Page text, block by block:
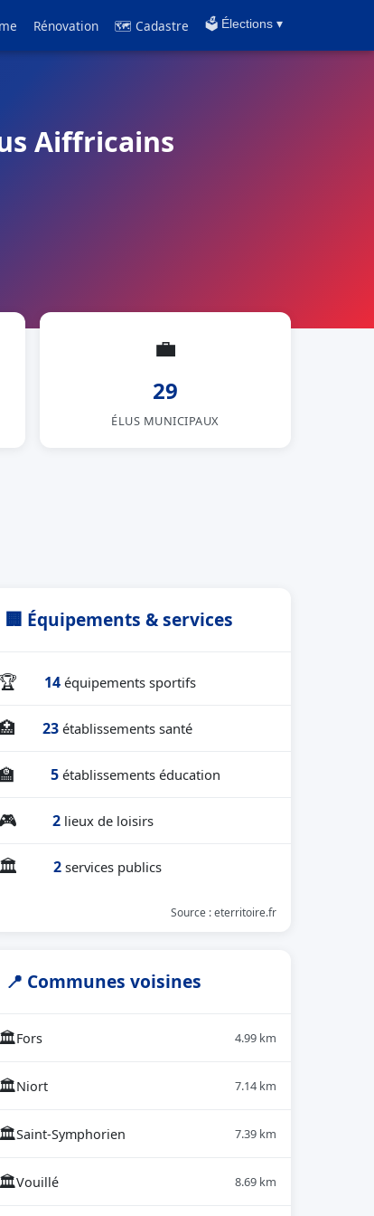
Rénovation 🗺 Cadastre 🗳️ Élections ▾
Aiffricains
💼
29
ÉLUS MUNICIPAUX
🏢 Équipements & services
🏆 14 équipements sportifs
🏥 23 établissements santé
🏫 5 établissements éducation
🎮 2 lieux de loisirs
🏛 2 services publics
Source : eterritoire.fr
📍 Communes voisines
🏛Fors 4.99 km
🏛Niort 7.14 km
🏛Saint-Symphorien 7.39 km
🏛Vouillé 8.69 km